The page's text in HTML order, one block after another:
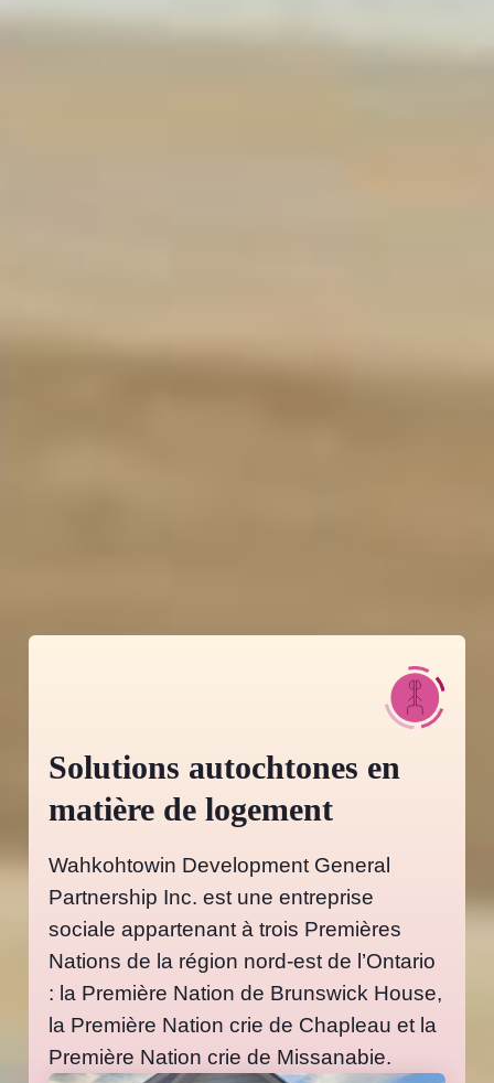
Solutions autochtones en
matière de logement
Wahkohtowin Development General
Partnership Inc. est une entreprise
sociale appartenant à trois Premières
Nations de la région nord-est de l’Ontario
: la Première Nation de Brunswick House,
la Première Nation crie de Chapleau et la
Première Nation crie de Missanabie.